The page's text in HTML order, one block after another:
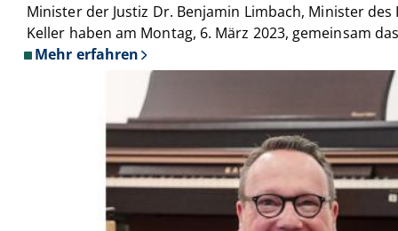
Minister der Justiz Dr. Benjamin Limbach, Minister
Keller haben am Montag, 6. März 2023, gemeinsam
Mehr erfahrenüber
„Haus
des
Jugendrechts“
Düsseldorf
eröffnet